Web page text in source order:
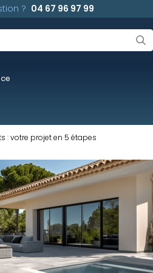
? 04 67 96 97 99
: votre projet en 5 étapes